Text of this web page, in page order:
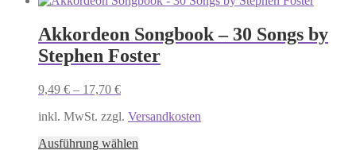
Akkordeon Songbook – 30 Songs by
Stephen Foster
9,49 € – 17,70 €
inkl. MwSt. zzgl. Versandkosten
Ausführung wählen